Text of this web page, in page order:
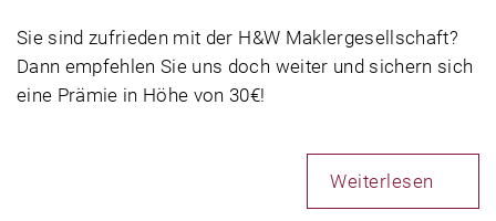
Sie sind zufrieden mit der H&W Maklergesellschaft?
Dann empfehlen Sie uns doch weiter und sichern sich
eine Prämie in Höhe von 30€!
Weiterlesen